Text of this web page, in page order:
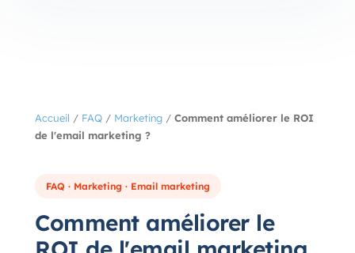
Accueil / FAQ / Marketing / Comment améliorer le ROI
de l'email marketing ?
FAQ · Marketing · Email marketing
Comment améliorer le